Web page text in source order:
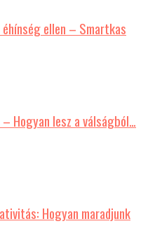
éhínség ellen – Smartkas
Hogyan lesz a válságból…
Hogyan maradjunk